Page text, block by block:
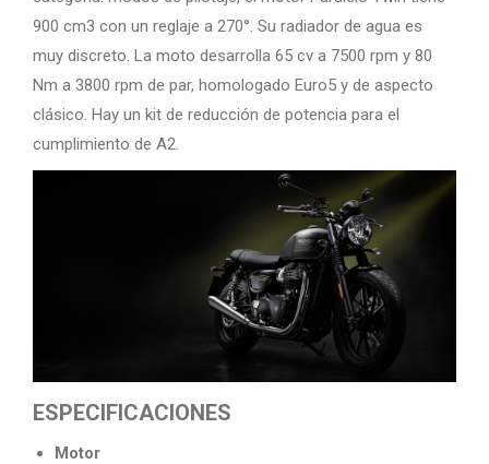
900 cm3 con un reglaje a 270°. Su radiador de agua es
muy discreto. La moto desarrolla 65 cv a 7500 rpm y 80
Nm a 3800 rpm de par, homologado Euro5 y de aspecto
clásico. Hay un kit de reducción de potencia para el
cumplimiento de A2.
ESPECIFICACIONES
Motor